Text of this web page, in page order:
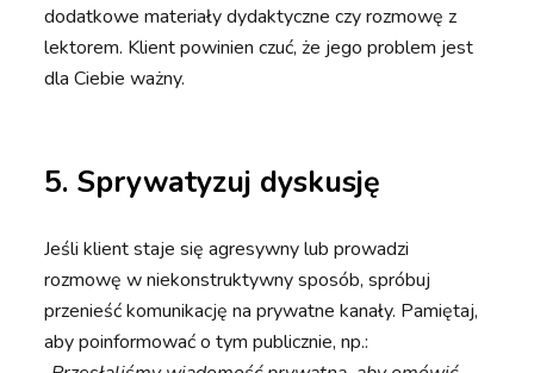
dodatkowe materiały dydaktyczne czy rozmowę z
lektorem. Klient powinien czuć, że jego problem jest
dla Ciebie ważny.
5. Sprywatyzuj dyskusję
Jeśli klient staje się agresywny lub prowadzi
rozmowę w niekonstruktywny sposób, spróbuj
przenieść komunikację na prywatne kanały. Pamiętaj,
aby poinformować o tym publicznie, np.: